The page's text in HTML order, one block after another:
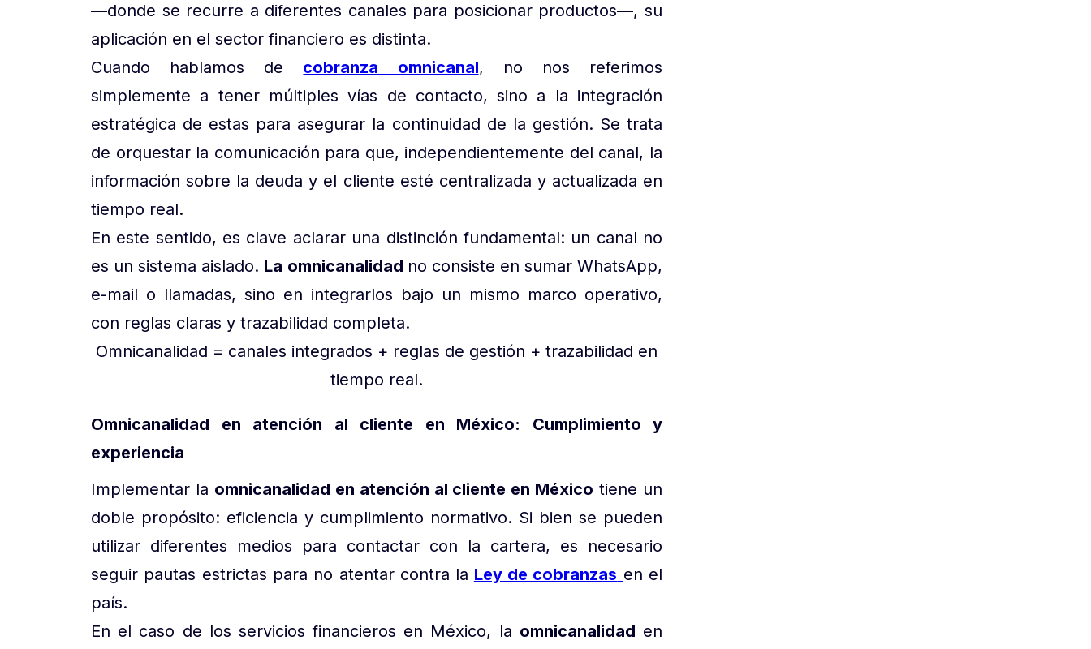
—donde se recurre a diferentes canales para posicionar productos—, su
aplicación en el sector financiero es distinta.
Cuando hablamos de cobranza omnicanal, no nos referimos
simplemente a tener múltiples vías de contacto, sino a la integración
estratégica de estas para asegurar la continuidad de la gestión. Se trata
de orquestar la comunicación para que, independientemente del canal, la
información sobre la deuda y el cliente esté centralizada y actualizada en
tiempo real.
En este sentido, es clave aclarar una distinción fundamental: un canal no
es un sistema aislado. La omnicanalidad no consiste en sumar WhatsApp,
e-mail o llamadas, sino en integrarlos bajo un mismo marco operativo,
con reglas claras y trazabilidad completa.
Omnicanalidad = canales integrados + reglas de gestión + trazabilidad en
tiempo real.
Omnicanalidad en atención al cliente en México: Cumplimiento y
experiencia
Implementar la omnicanalidad en atención al cliente en México tiene un
doble propósito: eficiencia y cumplimiento normativo. Si bien se pueden
utilizar diferentes medios para contactar con la cartera, es necesario
seguir pautas estrictas para no atentar contra la Ley de cobranzas en el
país.
En el caso de los servicios financieros en México, la omnicanalidad en